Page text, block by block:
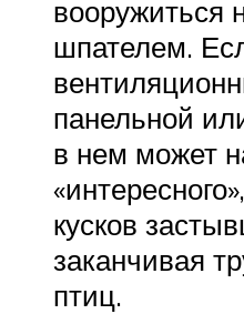
вооружиться
шпателем.
панельной
в нем может
кусков
заканчивая
птиц.